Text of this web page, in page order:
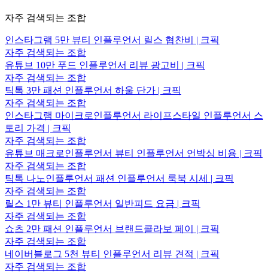
자주 검색되는 조합
인스타그램 5만 뷰티 인플루언서 릴스 협찬비 | 크픽
자주 검색되는 조합
유튜브 10만 푸드 인플루언서 리뷰 광고비 | 크픽
자주 검색되는 조합
틱톡 3만 패션 인플루언서 하울 단가 | 크픽
자주 검색되는 조합
인스타그램 마이크로인플루언서 라이프스타일 인플루언서 스
토리 가격 | 크픽
자주 검색되는 조합
유튜브 매크로인플루언서 뷰티 인플루언서 언박싱 비용 | 크픽
자주 검색되는 조합
틱톡 나노인플루언서 패션 인플루언서 룩북 시세 | 크픽
자주 검색되는 조합
릴스 1만 뷰티 인플루언서 일반피드 요금 | 크픽
자주 검색되는 조합
쇼츠 2만 패션 인플루언서 브랜드콜라보 페이 | 크픽
자주 검색되는 조합
네이버블로그 5천 뷰티 인플루언서 리뷰 견적 | 크픽
자주 검색되는 조합